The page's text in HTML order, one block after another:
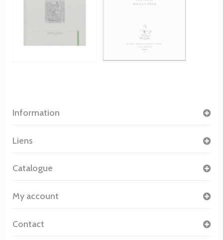
Information
Liens
Catalogue
My account
Contact